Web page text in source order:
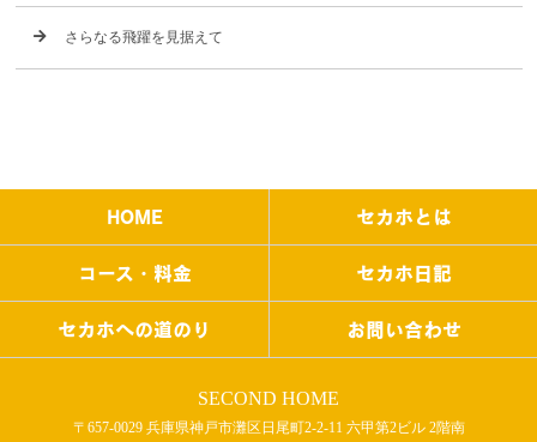
さらなる飛躍を見据えて
HOME セカホとは
コース・料金 セカホ日記
セカホへの道のり お問い合わせ
SECOND HOME
〒657-0029 兵庫県神戸市灘区日尾町2-2-11 六甲第2ビル 2階南